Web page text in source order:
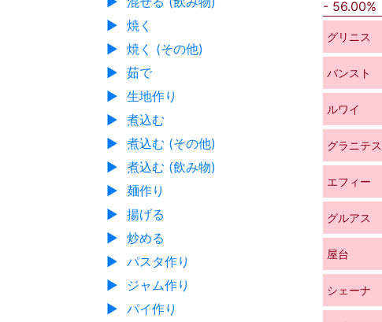
▶ 焼く
▶ 焼く (その他)
▶ 茹で
▶ 生地作り
▶ 煮込む
▶ 煮込む (その他)
▶ 煮込む (飲み物)
▶ 麺作り
▶ 揚げる
▶ 炒める
▶ パスタ作り
▶
ジャム作り
▶ パイ作り
56.00%
グリニス
バンスト
ルワイ
グラニテス
エフィー
グルアス
屋台
シェーナ